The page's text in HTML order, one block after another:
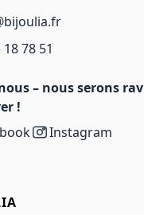
78 51
– nous serons
!
Instagram